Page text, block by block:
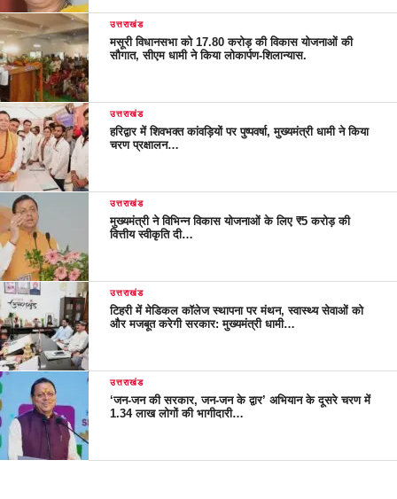
उत्तराखंड
मसूरी विधानसभा को 17.80 करोड़ की विकास योजनाओं की
सौगात, सीएम धामी ने किया लोकार्पण-शिलान्यास.
उत्तराखंड
हरिद्वार में शिवभक्त कांवड़ियों पर पुष्पवर्षा, मुख्यमंत्री धामी ने किया
चरण प्रक्षालन…
उत्तराखंड
मुख्यमंत्री ने विभिन्न विकास योजनाओं के लिए ₹5 करोड़ की
वित्तीय स्वीकृति दी…
उत्तराखंड
टिहरी में मेडिकल कॉलेज स्थापना पर मंथन, स्वास्थ्य सेवाओं को
और मजबूत करेगी सरकार: मुख्यमंत्री धामी…
उत्तराखंड
‘जन-जन की सरकार, जन-जन के द्वार’ अभियान के दूसरे चरण में
1.34 लाख लोगों की भागीदारी…